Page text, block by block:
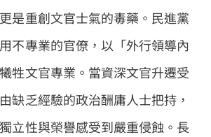
是重創文官士氣的毒藥。民進黨
不專業的官僚，以「外行領導內
牲文官專業。當資深文官升遷受
缺乏經驗的政治酬庸人士把持，
立性與榮譽感受到嚴重侵蝕。長